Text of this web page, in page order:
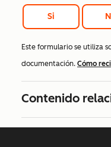
Si
Este formulario se utiliza
documentación. Cómo
Contenido